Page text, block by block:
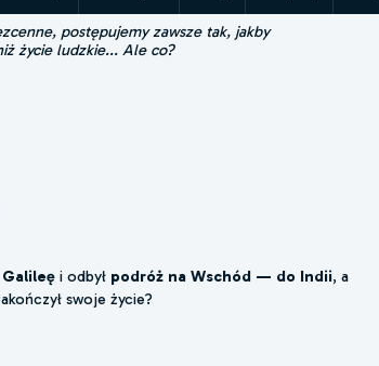
postępujemy zawsze tak, jakby
życie ludzkie... Ale co?
i odbył podróż na Wschód — do Indii, a
swoje życie?